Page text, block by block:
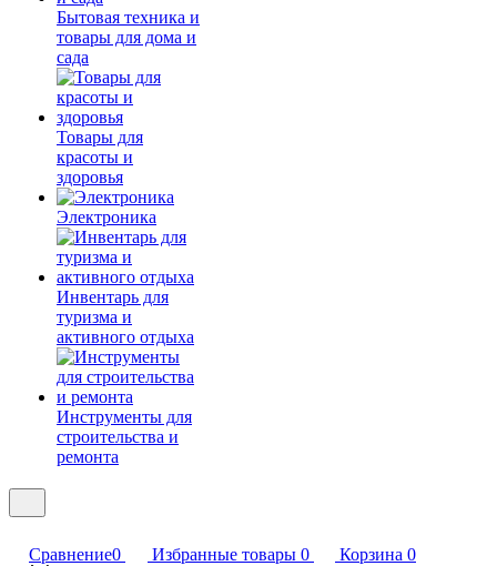
Бытовая техника и
товары для дома и
сада
Товары для
красоты и
здоровья
Электроника
Инвентарь для
туризма и
активного отдыха
Инструменты для
строительства и
ремонта
Сравнение0 Избранные товары 0 Корзина 0